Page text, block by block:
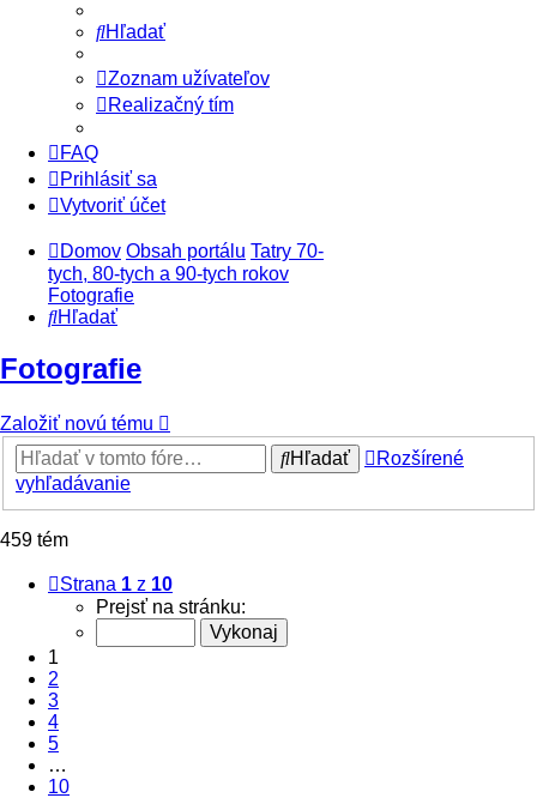
Hľadať
Zoznam užívateľov
Realizačný tím
FAQ
Prihlásiť sa
Vytvoriť účet
Domov Obsah portálu Tatry 70-
tych, 80-tych a 90-tych rokov
Fotografie
Hľadať
Fotografie
Založiť novú tému
Hľadať
Rozšírené
vyhľadávanie
459 tém
Strana 1 z 10
Prejsť na stránku:
1
2
3
4
5
…
10